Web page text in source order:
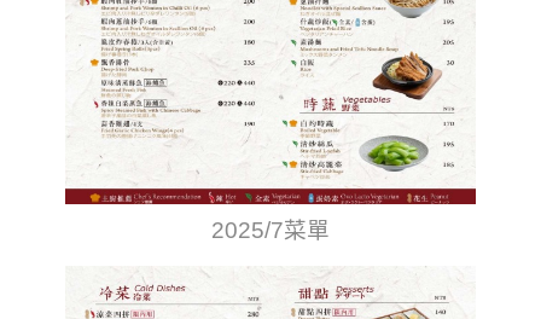
2025/7菜單